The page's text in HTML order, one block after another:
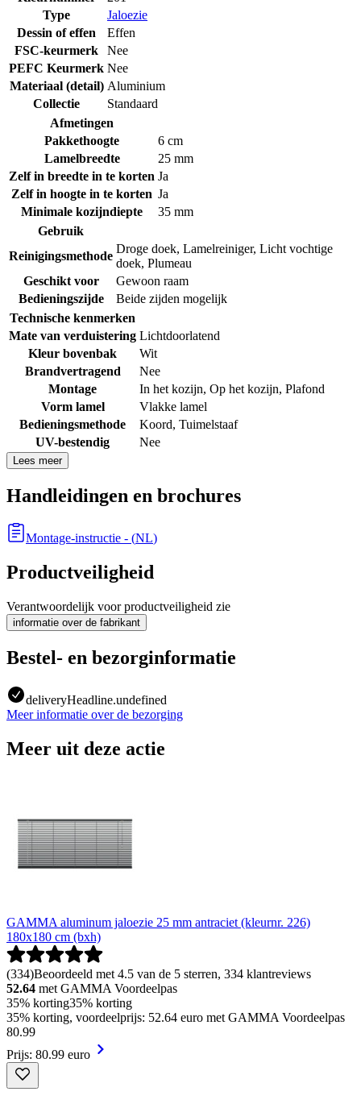
Type
Jaloezie
Dessin of effen
Effen
FSC-keurmerk
Nee
PEFC Keurmerk Nee
Materiaal (detail) Aluminium
Collectie
Standaard
Afmetingen
Pakkethoogte
6 cm
Lamelbreedte
25 mm
Zelf in breedte in te korten Ja
Zelf in hoogte in te korten Ja
Minimale kozijndiepte
35 mm
Gebruik
Reinigingsmethode
Droge doek, Lamelreiniger, Licht vochtige
doek, Plumeau
Geschikt voor
Gewoon raam
Bedieningszijde
Beide zijden mogelijk
Technische kenmerken
Mate van verduistering Lichtdoorlatend
Kleur bovenbak
Wit
Brandvertragend
Nee
Montage
In het kozijn, Op het kozijn, Plafond
Vorm lamel
Vlakke lamel
Bedieningsmethode
Koord, Tuimelstaaf
UV-bestendig
Nee
Lees meer
Handleidingen en brochures
Montage-instructie - (NL)
Productveiligheid
Verantwoordelijk voor productveiligheid zie
informatie over de fabrikant
Bestel- en bezorginformatie
deliveryHeadline.undefined
Meer informatie over de bezorging
Meer uit deze actie
GAMMA aluminum jaloezie 25 mm antraciet (kleurnr. 226)
180x180 cm (bxh)
(334)Beoordeeld met 4.5 van de 5 sterren, 334 klantreviews
52.64 met GAMMA Voordeelpas
35% korting35% korting
35% korting, voordeelprijs: 52.64 euro met GAMMA Voordeelpas
80.99
Prijs: 80.99 euro